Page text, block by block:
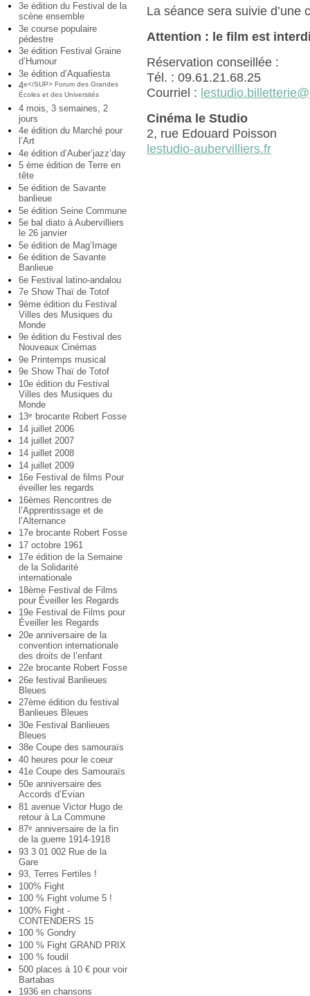
3e édition du Festival de la
scène ensemble
3e course populaire
pédestre
3e édition Festival Graine
d’Humour
3e édition d’Aquafiesta
4e</SUP> Forum des Grandes
Écoles et des Universités
4 mois, 3 semaines, 2
jours
4e édition du Marché pour
l’Art
4e édition d’Auber’jazz’day
5 ème édition de Terre en
tête
5e édition de Savante
banlieue
5e édition Seine Commune
5e bal diato à Aubervilliers
le 26 janvier
5e édition de Mag’Image
6e édition de Savante
Banlieue
6e Festival latino-andalou
7e Show Thaï de Totof
9ème édition du Festival
Villes des Musiques du
Monde
9e édition du Festival des
Nouveaux Cinémas
9e Printemps musical
9e Show Thaï de Totof
10e édition du Festival
Villes des Musiques du
Monde
13e
brocante Robert Fosse
14 juillet 2006
14 juillet 2007
14 juillet 2008
14 juillet 2009
16e Festival de films Pour
éveiller les regards
16èmes Rencontres de
l’Apprentissage et de
l’Alternance
17e brocante Robert Fosse
17 octobre 1961
17e édition de la Semaine
de la Solidarité
internationale
18ème Festival de Films
pour Éveiller les Regards
19e Festival de Films pour
Éveiller les Regards
20e anniversaire de la
convention internationale
des droits de l’enfant
22e brocante Robert Fosse
26e festival Banlieues
Bleues
27ème édition du festival
Banlieues Bleues
30e Festival Banlieues
Bleues
38e Coupe des samouraïs
40 heures pour le coeur
41e Coupe des Samouraïs
50e anniversaire des
Accords d’Evian
81 avenue Victor Hugo de
retour à La Commune
87e anniversaire de la fin
de la guerre 1914-1918
93 3 01 002 Rue de la
Gare
93, Terres Fertiles !
100% Fight
100 % Fight volume 5 !
100% Fight -
CONTENDERS 15
100 % Gondry
100 % Fight GRAND PRIX
100 % foudil
500 places à 10 € pour voir
Bartabas
1936 en chansons
La séance sera suivie d’une
Attention : le film est
Réservation conseillée :
Tél. : 09.61.21.68.25
Courriel :
Cinéma le Studio
2, rue Edouard Poisson
lestudio-aubervilliers.fr